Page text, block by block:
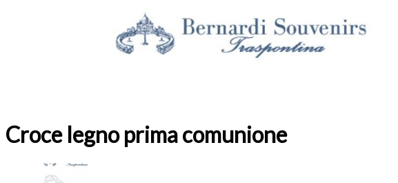
Croce legno prima comunione